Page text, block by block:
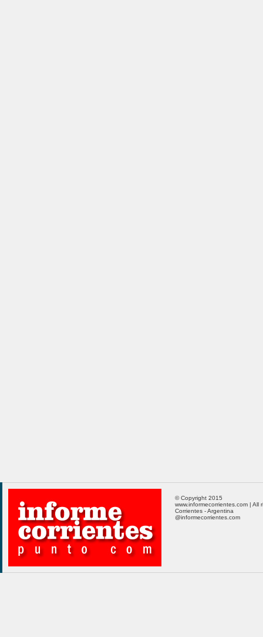
© Copyright 2015
www.informecorrientes.com | All
Corrientes - Argentina
@informecorrientes.com